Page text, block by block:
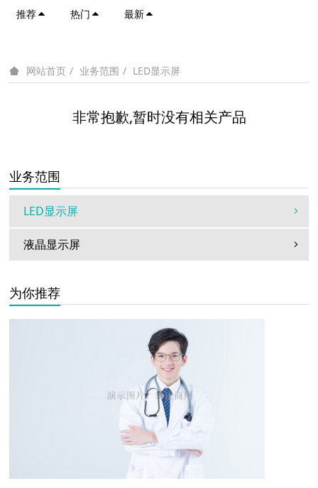
推荐 热门 最新
网站首页 业务范围 LED显示屏
非常抱歉,暂时没有相关产品
业务范围
LED显示屏
液晶显示屏
为你推荐